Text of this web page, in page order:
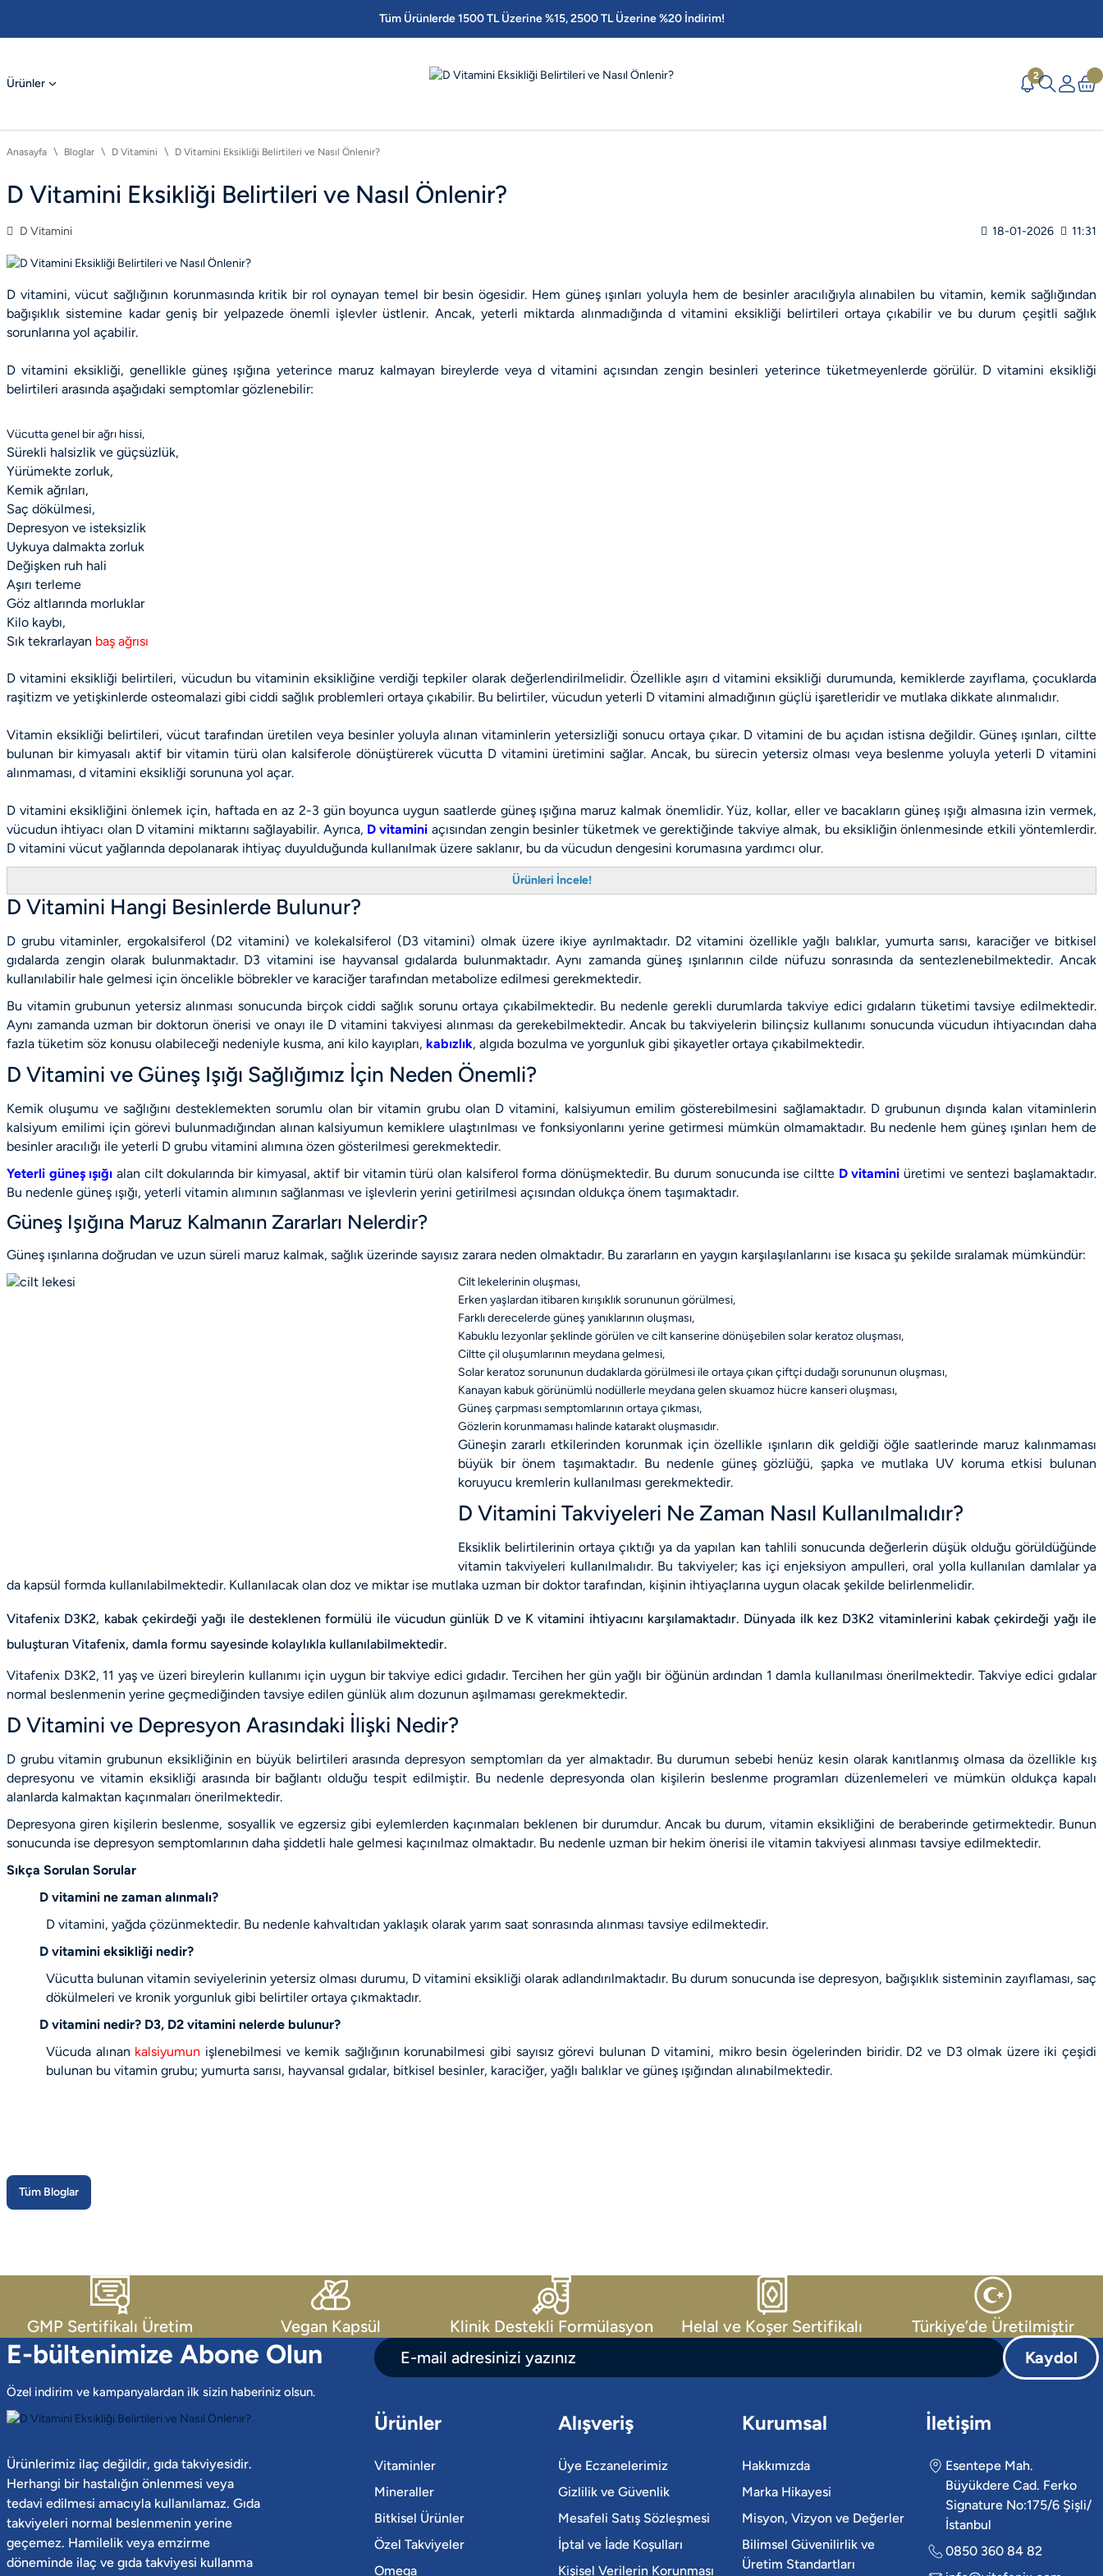
Tüm Ürünlerde 1500 TL Üzerine %15, 2500 TL Üzerine %20 İndirim!
Ürünler
2
Anasayfa Bloglar D Vitamini D Vitamini Eksikliği Belirtileri ve Nasıl Önlenir?
D Vitamini Eksikliği Belirtileri ve Nasıl Önlenir?
D Vitamini 18-01-2026 11:31
D vitamini, vücut sağlığının korunmasında kritik bir rol oynayan temel bir besin ögesidir. Hem güneş ışınları yoluyla hem de besinler aracılığıyla alınabilen bu vitamin, kemik sağlığından
bağışıklık sistemine kadar geniş bir yelpazede önemli işlevler üstlenir. Ancak, yeterli miktarda alınmadığında d vitamini eksikliği belirtileri ortaya çıkabilir ve bu durum çeşitli sağlık
sorunlarına yol açabilir.
D vitamini eksikliği, genellikle güneş ışığına yeterince maruz kalmayan bireylerde veya d vitamini açısından zengin besinleri yeterince tüketmeyenlerde görülür. D vitamini eksikliği
belirtileri arasında aşağıdaki semptomlar gözlenebilir:
Vücutta genel bir ağrı hissi,
Sürekli halsizlik ve güçsüzlük,
Yürümekte zorluk,
Kemik ağrıları,
Saç dökülmesi,
Depresyon ve isteksizlik
Uykuya dalmakta zorluk
Değişken ruh hali
Aşırı terleme
Göz altlarında morluklar
Kilo kaybı,
Sık tekrarlayan baş ağrısı
D vitamini eksikliği belirtileri, vücudun bu vitaminin eksikliğine verdiği tepkiler olarak değerlendirilmelidir. Özellikle aşırı d vitamini eksikliği durumunda, kemiklerde zayıflama, çocuklarda
raşitizm ve yetişkinlerde osteomalazi gibi ciddi sağlık problemleri ortaya çıkabilir. Bu belirtiler, vücudun yeterli D vitamini almadığının güçlü işaretleridir ve mutlaka dikkate alınmalıdır.
Vitamin eksikliği belirtileri, vücut tarafından üretilen veya besinler yoluyla alınan vitaminlerin yetersizliği sonucu ortaya çıkar. D vitamini de bu açıdan istisna değildir. Güneş ışınları, ciltte
bulunan bir kimyasalı aktif bir vitamin türü olan kalsiferole dönüştürerek vücutta D vitamini üretimini sağlar. Ancak, bu sürecin yetersiz olması veya beslenme yoluyla yeterli D vitamini
alınmaması, d vitamini eksikliği sorununa yol açar.
D vitamini eksikliğini önlemek için, haftada en az 2-3 gün boyunca uygun saatlerde güneş ışığına maruz kalmak önemlidir. Yüz, kollar, eller ve bacakların güneş ışığı almasına izin vermek,
vücudun ihtiyacı olan D vitamini miktarını sağlayabilir. Ayrıca, D vitamini açısından zengin besinler tüketmek ve gerektiğinde takviye almak, bu eksikliğin önlenmesinde etkili yöntemlerdir.
D vitamini vücut yağlarında depolanarak ihtiyaç duyulduğunda kullanılmak üzere saklanır, bu da vücudun dengesini korumasına yardımcı olur.
Ürünleri İncele!
D Vitamini Hangi Besinlerde Bulunur?
D grubu vitaminler, ergokalsiferol (D2 vitamini) ve kolekalsiferol (D3 vitamini) olmak üzere ikiye ayrılmaktadır. D2 vitamini özellikle yağlı balıklar, yumurta sarısı, karaciğer ve bitkisel
gıdalarda zengin olarak bulunmaktadır. D3 vitamini ise hayvansal gıdalarda bulunmaktadır. Aynı zamanda güneş ışınlarının cilde nüfuzu sonrasında da sentezlenebilmektedir. Ancak
kullanılabilir hale gelmesi için öncelikle böbrekler ve karaciğer tarafından metabolize edilmesi gerekmektedir.
Bu vitamin grubunun yetersiz alınması sonucunda birçok ciddi sağlık sorunu ortaya çıkabilmektedir. Bu nedenle gerekli durumlarda takviye edici gıdaların tüketimi tavsiye edilmektedir.
Aynı zamanda uzman bir doktorun önerisi ve onayı ile D vitamini takviyesi alınması da gerekebilmektedir. Ancak bu takviyelerin bilinçsiz kullanımı sonucunda vücudun ihtiyacından daha
fazla tüketim söz konusu olabileceği nedeniyle kusma, ani kilo kayıpları, kabızlık, algıda bozulma ve yorgunluk gibi şikayetler ortaya çıkabilmektedir.
D Vitamini ve Güneş Işığı Sağlığımız İçin Neden Önemli?
Kemik oluşumu ve sağlığını desteklemekten sorumlu olan bir vitamin grubu olan D vitamini, kalsiyumun emilim gösterebilmesini sağlamaktadır. D grubunun dışında kalan vitaminlerin
kalsiyum emilimi için görevi bulunmadığından alınan kalsiyumun kemiklere ulaştırılması ve fonksiyonlarını yerine getirmesi mümkün olmamaktadır. Bu nedenle hem güneş ışınları hem de
besinler aracılığı ile yeterli D grubu vitamini alımına özen gösterilmesi gerekmektedir.
Yeterli güneş ışığı alan cilt dokularında bir kimyasal, aktif bir vitamin türü olan kalsiferol forma dönüşmektedir. Bu durum sonucunda ise ciltte D vitamini üretimi ve sentezi başlamaktadır.
Bu nedenle güneş ışığı, yeterli vitamin alımının sağlanması ve işlevlerin yerini getirilmesi açısından oldukça önem taşımaktadır.
Güneş Işığına Maruz Kalmanın Zararları Nelerdir?
Güneş ışınlarına doğrudan ve uzun süreli maruz kalmak, sağlık üzerinde sayısız zarara neden olmaktadır. Bu zararların en yaygın karşılaşılanlarını ise kısaca şu şekilde sıralamak mümkündür:
Cilt lekelerinin oluşması,
Erken yaşlardan itibaren kırışıklık sorununun görülmesi,
Farklı derecelerde güneş yanıklarının oluşması,
Kabuklu lezyonlar şeklinde görülen ve cilt kanserine dönüşebilen solar keratoz oluşması,
Ciltte çil oluşumlarının meydana gelmesi,
Solar keratoz sorununun dudaklarda görülmesi ile ortaya çıkan çiftçi dudağı sorununun oluşması,
Kanayan kabuk görünümlü nodüllerle meydana gelen skuamoz hücre kanseri oluşması,
Güneş çarpması semptomlarının ortaya çıkması,
Gözlerin korunmaması halinde katarakt oluşmasıdır.
Güneşin zararlı etkilerinden korunmak için özellikle ışınların dik geldiği öğle saatlerinde maruz kalınmaması
büyük bir önem taşımaktadır. Bu nedenle güneş gözlüğü, şapka ve mutlaka UV koruma etkisi bulunan
koruyucu kremlerin kullanılması gerekmektedir.
D Vitamini Takviyeleri Ne Zaman Nasıl Kullanılmalıdır?
Eksiklik belirtilerinin ortaya çıktığı ya da yapılan kan tahlili sonucunda değerlerin düşük olduğu görüldüğünde
vitamin takviyeleri kullanılmalıdır. Bu takviyeler; kas içi enjeksiyon ampulleri, oral yolla kullanılan damlalar ya
da kapsül formda kullanılabilmektedir. Kullanılacak olan doz ve miktar ise mutlaka uzman bir doktor tarafından, kişinin ihtiyaçlarına uygun olacak şekilde belirlenmelidir.
Vitafenix D3K2, kabak çekirdeği yağı ile desteklenen formülü ile vücudun günlük D ve K vitamini ihtiyacını karşılamaktadır. Dünyada ilk kez D3K2 vitaminlerini kabak çekirdeği yağı ile
buluşturan Vitafenix, damla formu sayesinde kolaylıkla kullanılabilmektedir.
Vitafenix D3K2, 11 yaş ve üzeri bireylerin kullanımı için uygun bir takviye edici gıdadır. Tercihen her gün yağlı bir öğünün ardından 1 damla kullanılması önerilmektedir. Takviye edici gıdalar
normal beslenmenin yerine geçmediğinden tavsiye edilen günlük alım dozunun aşılmaması gerekmektedir.
D Vitamini ve Depresyon Arasındaki İlişki Nedir?
D grubu vitamin grubunun eksikliğinin en büyük belirtileri arasında depresyon semptomları da yer almaktadır. Bu durumun sebebi henüz kesin olarak kanıtlanmış olmasa da özellikle kış
depresyonu ve vitamin eksikliği arasında bir bağlantı olduğu tespit edilmiştir. Bu nedenle depresyonda olan kişilerin beslenme programları düzenlemeleri ve mümkün oldukça kapalı
alanlarda kalmaktan kaçınmaları önerilmektedir.
Depresyona giren kişilerin beslenme, sosyallik ve egzersiz gibi eylemlerden kaçınmaları beklenen bir durumdur. Ancak bu durum, vitamin eksikliğini de beraberinde getirmektedir. Bunun
sonucunda ise depresyon semptomlarının daha şiddetli hale gelmesi kaçınılmaz olmaktadır. Bu nedenle uzman bir hekim önerisi ile vitamin takviyesi alınması tavsiye edilmektedir.
Sıkça Sorulan Sorular
D vitamini ne zaman alınmalı?
D vitamini, yağda çözünmektedir. Bu nedenle kahvaltıdan yaklaşık olarak yarım saat sonrasında alınması tavsiye edilmektedir.
D vitamini eksikliği nedir?
Vücutta bulunan vitamin seviyelerinin yetersiz olması durumu, D vitamini eksikliği olarak adlandırılmaktadır. Bu durum sonucunda ise depresyon, bağışıklık sisteminin zayıflaması, saç
dökülmeleri ve kronik yorgunluk gibi belirtiler ortaya çıkmaktadır.
D vitamini nedir? D3, D2 vitamini nelerde bulunur?
Vücuda alınan kalsiyumun işlenebilmesi ve kemik sağlığının korunabilmesi gibi sayısız görevi bulunan D vitamini, mikro besin ögelerinden biridir. D2 ve D3 olmak üzere iki çeşidi
bulunan bu vitamin grubu; yumurta sarısı, hayvansal gıdalar, bitkisel besinler, karaciğer, yağlı balıklar ve güneş ışığından alınabilmektedir.
Tüm Bloglar
GMP Sertifikalı Üretim Vegan Kapsül Klinik Destekli Formülasyon Helal ve Koşer Sertifikalı Türkiye’de Üretilmiştir
E-bültenimize Abone Olun
Özel indirim ve kampanyalardan ilk sizin haberiniz olsun.
Kaydol
Ürünlerimiz ilaç değildir, gıda takviyesidir.
Herhangi bir hastalığın önlenmesi veya
tedavi edilmesi amacıyla kullanılamaz. Gıda
takviyeleri normal beslenmenin yerine
geçemez. Hamilelik veya emzirme
döneminde ilaç ve gıda takviyesi kullanma
Ürünler
Vitaminler
Mineraller
Bitkisel Ürünler
Özel Takviyeler
Omega
Alışveriş
Üye Eczanelerimiz
Gizlilik ve Güvenlik
Mesafeli Satış Sözleşmesi
İptal ve İade Koşulları
Kişisel Verilerin Korunması
Kurumsal
Hakkımızda
Marka Hikayesi
Misyon, Vizyon ve Değerler
Bilimsel Güvenilirlik ve
Üretim Standartları
İletişim
Esentepe Mah.
Büyükdere Cad. Ferko
Signature No:175/6 Şişli/
İstanbul
0850 360 84 82